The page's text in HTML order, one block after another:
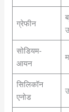
ग्रेफीन
सोडियम-
आयन
सिलिकॉन
एनोड